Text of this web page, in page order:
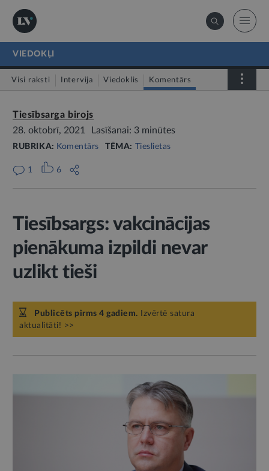
VIEDOKĻI
Visi raksti Intervija Viedoklis Komentārs
Tiesībsarga birojs
28. oktobrī, 2021
Lasīšanai: 3 minūtes
RUBRIKA: Komentārs TĒMA: Tieslietas
1 6
Tiesībsargs: vakcinācijas
pienākuma izpildi nevar
uzlikt tieši
Publicēts pirms 4 gadiem. Izvērtē satura
aktualitāti! >>